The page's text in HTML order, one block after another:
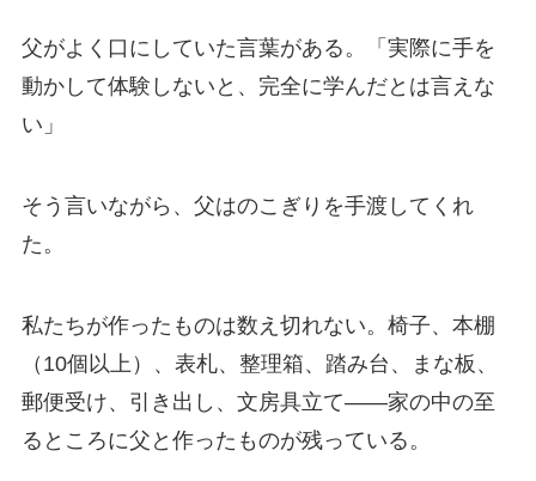
父がよく口にしていた言葉がある。「実際に手を
動かして体験しないと、完全に学んだとは言えな
い」
そう言いながら、父はのこぎりを手渡してくれ
た。
私たちが作ったものは数え切れない。椅子、本棚
（10個以上）、表札、整理箱、踏み台、まな板、
郵便受け、引き出し、文房具立て——家の中の至
るところに父と作ったものが残っている。